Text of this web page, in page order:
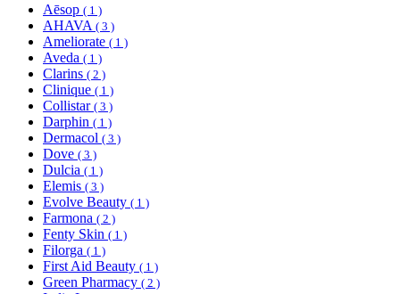
Aēsop ( 1 )
AHAVA ( 3 )
Ameliorate ( 1 )
Aveda ( 1 )
Clarins ( 2 )
Clinique ( 1 )
Collistar ( 3 )
Darphin ( 1 )
Dermacol ( 3 )
Dove ( 3 )
Dulcia ( 1 )
Elemis ( 3 )
Evolve Beauty ( 1 )
Farmona ( 2 )
Fenty Skin ( 1 )
Filorga ( 1 )
First Aid Beauty ( 1 )
Green Pharmacy ( 2 )